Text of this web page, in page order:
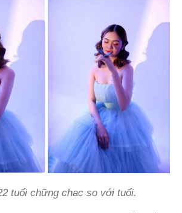
tuổi chững chạc so với tuổi.